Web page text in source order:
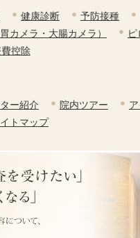
健康診断
予防接種
カメラ・大腸カメラ）
控除
ター紹介 院内ツアー
トマップ